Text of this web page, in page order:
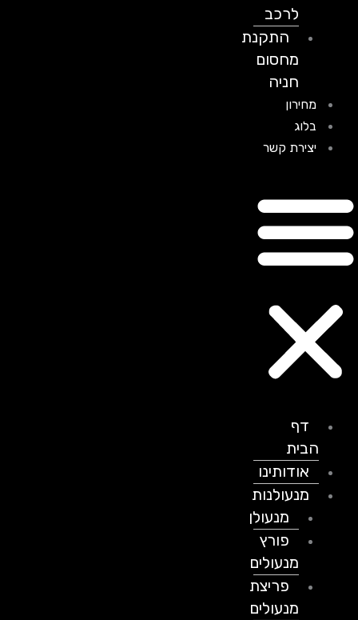
לרכב
התקנת
מחסום
חניה
מחירון
בלוג
יצירת קשר
דף
הבית
אודותינו
מנעולנות
מנעולן
פורץ
מנעולים
פריצת
מנעולים